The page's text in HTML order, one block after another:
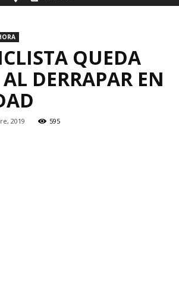
QUEDA
DERRAPAR EN
2019 595